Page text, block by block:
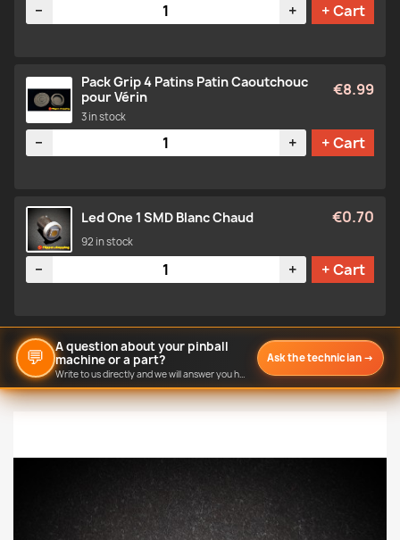
− + + Cart
Pack Grip 4 Patins Patin Caoutchouc
pour Vérin
€8.99
3 in stock
Quantity
− + + Cart
Led One 1 SMD Blanc Chaud €0.70
92 in stock
− + + Cart
💬
A question about your pinball
machine or a part?
Write to us directly and we will answer you here.
Ask the technician →